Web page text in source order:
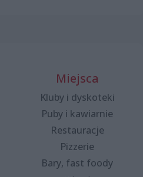
Miejsca
Kluby i dyskoteki
Puby i kawiarnie
Restauracje
Pizzerie
Bary, fast foody